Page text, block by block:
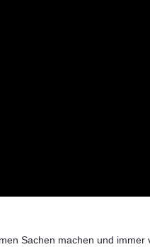
Sachen machen und immer